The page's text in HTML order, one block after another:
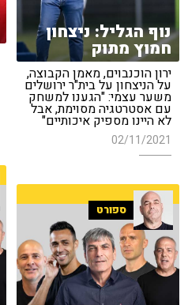
נוף הגליל: ניצחון
חמוץ מתוק
ירון הוכנבוים, מאמן הקבוצה,
על הניצחון על בית"ר ירושלים
משער עצמי: "הגענו למשחק
עם אסטרטגיה מסוימת, אבל
לא היינו מספיק איכותיים"
02/11/2021
ספורט